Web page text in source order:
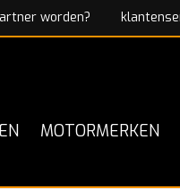
worden?
MOTORMERKEN